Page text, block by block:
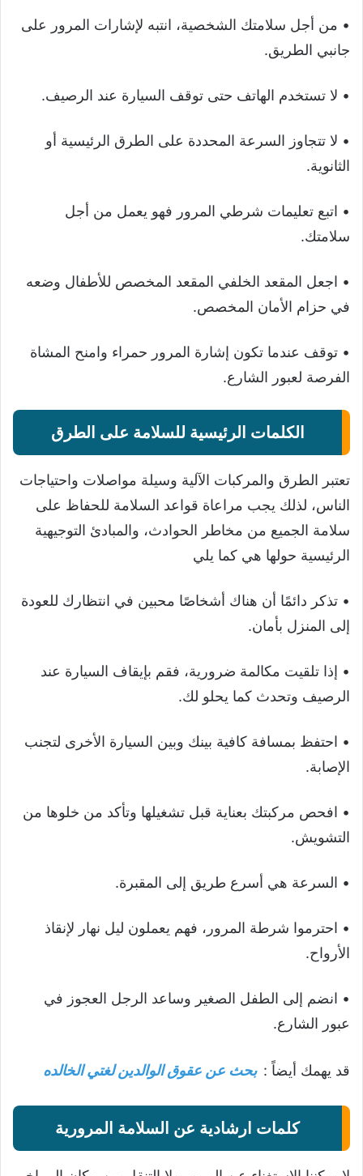
• من أجل سلامتك الشخصية، انتبه لإشارات المرور على
جانبي الطريق.
• لا تستخدم الهاتف حتى توقف السيارة عند الرصيف.
• لا تتجاوز السرعة المحددة على الطرق الرئيسية أو
الثانوية.
• اتبع تعليمات شرطي المرور فهو يعمل من أجل
سلامتك.
• اجعل المقعد الخلفي المقعد المخصص للأطفال وضعه
في حزام الأمان المخصص.
• توقف عندما تكون إشارة المرور حمراء وامنح المشاة
الفرصة لعبور الشارع.
الكلمات الرئيسية للسلامة على الطرق
تعتبر الطرق والمركبات الآلية وسيلة مواصلات واحتياجات
الناس، لذلك يجب مراعاة قواعد السلامة للحفاظ على
سلامة الجميع من مخاطر الحوادث، والمبادئ التوجيهية
الرئيسية حولها هي كما يلي
• تذكر دائمًا أن هناك أشخاصًا محبين في انتظارك للعودة
إلى المنزل بأمان.
• إذا تلقيت مكالمة ضرورية، فقم بإيقاف السيارة عند
الرصيف وتحدث كما يحلو لك.
• احتفظ بمسافة كافية بينك وبين السيارة الأخرى لتجنب
الإصابة.
• افحص مركبتك بعناية قبل تشغيلها وتأكد من خلوها من
التشويش.
• السرعة هي أسرع طريق إلى المقبرة.
• احترموا شرطة المرور، فهم يعملون ليل نهار لإنقاذ
الأرواح.
• انضم إلى الطفل الصغير وساعد الرجل العجوز في
عبور الشارع.
قد يهمك أيضاً : بحث عن عقوق الوالدين لغتي الخالده
كلمات ارشادية عن السلامة المرورية